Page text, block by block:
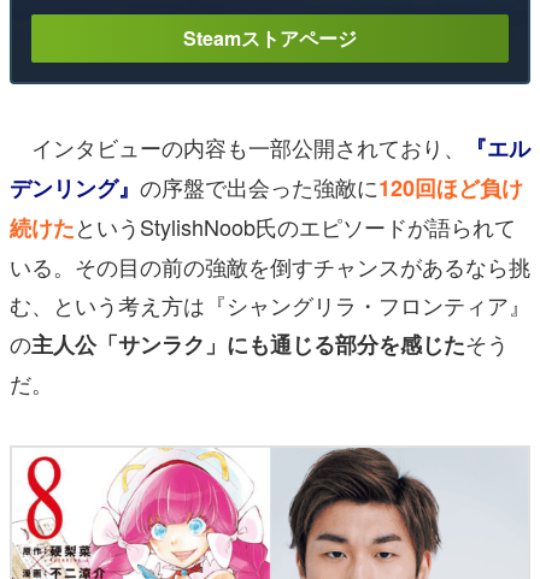
Steamストアページ
インタビューの内容も一部公開されており、
『エル
デンリング』 の序盤で出会った強敵に120回ほど負け
続けたというStylishNoob氏のエピソードが語られて
いる。その目の前の強敵を倒すチャンスがあるなら挑
む、という考え方は『シャングリラ・フロンティア』
の主人公「サンラク」にも通じる部分を感じたそう
だ。